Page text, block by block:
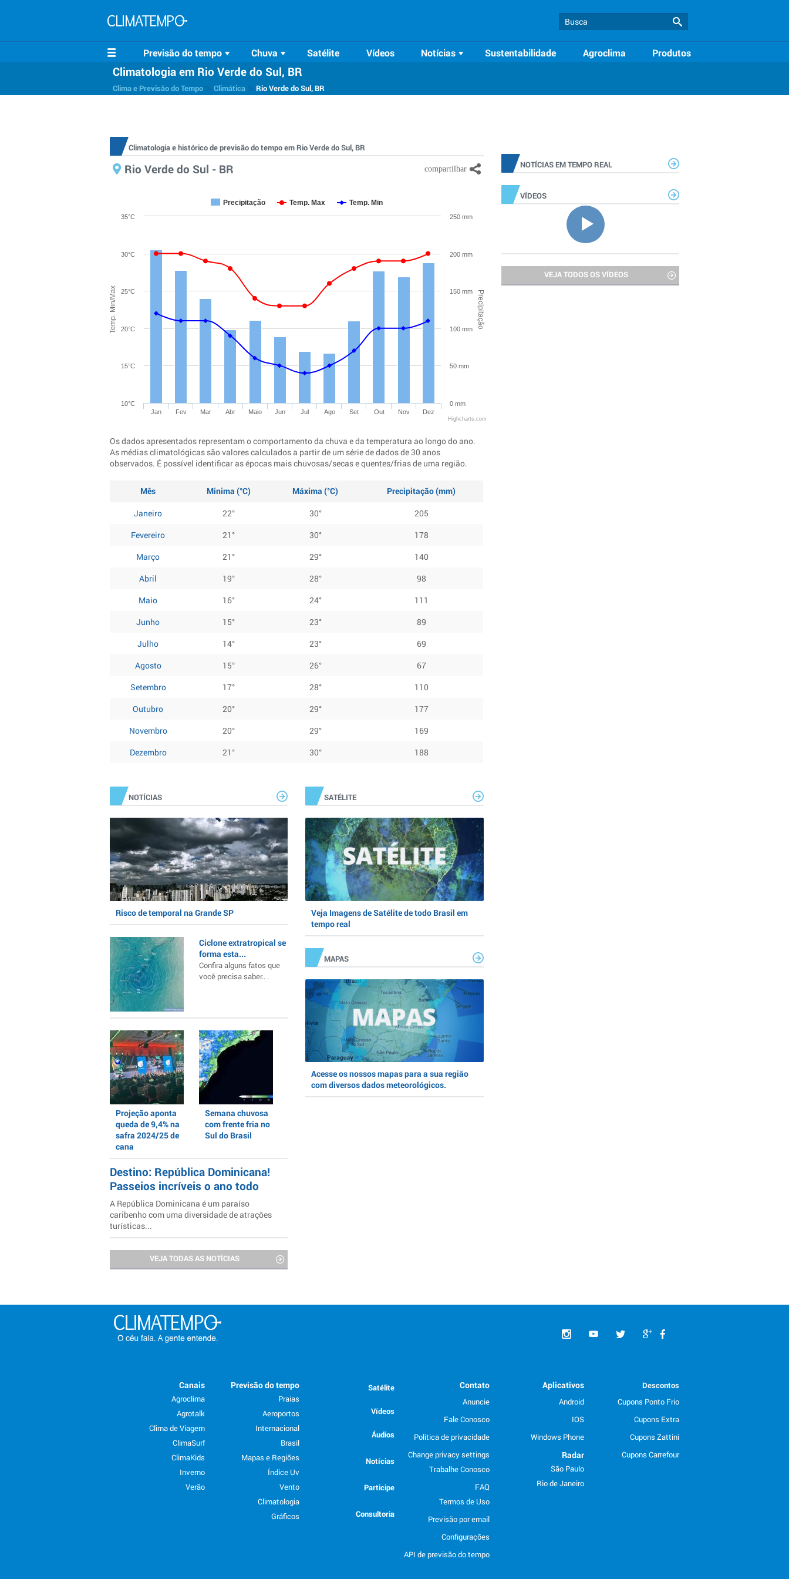
Previsão do tempo Chuva Satélite Vídeos Notícias Sustentabilidade Agroclima Produtos
Climatologia em Rio Verde do Sul, BR
Clima e Previsão do Tempo Climática Rio Verde do Sul, BR
Climatologia e histórico de previsão do tempo em Rio Verde do Sul, BR
Rio Verde do Sul - BR
Temp. Min/Max Precipitação
Precipitação Temp. Max Temp. Min
Jan Fev Mar Abr Maio Jun Jul Ago Set Out Nov Dez
10°C
15°C
20°C
25°C
30°C
35°C
0 mm
50 mm
100 mm
150 mm
200 mm
250 mm
Highcharts.com
Os dados apresentados representam o comportamento da chuva e da temperatura ao longo do ano.
As médias climatológicas são valores calculados a partir de um série de dados de 30 anos
observados. É possível identificar as épocas mais chuvosas/secas e quentes/frias de uma região.
Mês Minima (°C) Máxima (°C)
Precipitação (mm)
Janeiro
22° 30°
205
Fevereiro
21° 30°
178
Março
21° 29°
140
Abril
19° 28°
98
Maio
16° 24°
111
Junho
15° 23°
89
Julho
14° 23°
69
Agosto
15° 26°
67
Setembro
17° 28°
110
Outubro
20° 29°
177
Novembro
20° 29°
169
Dezembro
21° 30° 188
NOTÍCIAS EM TEMPO REAL
VÍDEOS
VEJA TODOS OS VÍDEOS
NOTÍCIAS
Risco de temporal na Grande SP
Ciclone extratropical se
forma esta...
Confira alguns fatos que
você precisa saber.. .
Projeção aponta
queda de 9,4% na
safra 2024/25 de
cana
Semana chuvosa
com frente fria no
Sul do Brasil
Destino: República Dominicana!
Passeios incríveis o ano todo
A República Dominicana é um paraíso
caribenho com uma diversidade de atrações
turísticas...
VEJA TODAS AS NOTÍCIAS
SATÉLITE
Veja Imagens de Satélite de todo Brasil em
tempo real
MAPAS
Acesse os nossos mapas para a sua região
com diversos dados meteorológicos.
Descontos
Cupons Ponto Frio
Cupons Extra
Cupons Zattini
Cupons Carrefour
Aplicativos
Android
IOS
Windows Phone
Radar
São Paulo
Rio de Janeiro
Contato
Anuncie
Fale Conosco
Politica de privacidade
Change privacy settings
Trabalhe Conosco
FAQ
Termos de Uso
Previsão por email
Configurações
API de previsão do tempo
Satélite
Vídeos
Áudios
Notícias
Participe
Consultoria
Previsão do tempo
Praias
Aeroportos
Internacional
Brasil
Mapas e Regiões
Índice Uv
Vento
Climatologia
Gráficos
Canais
Agroclima
Agrotalk
Clima de Viagem
ClimaSurf
ClimaKids
Inverno
Verão